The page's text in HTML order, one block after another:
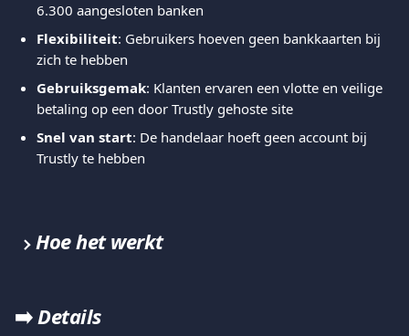
6.300 aangesloten banken
Flexibiliteit: Gebruikers hoeven geen bankkaarten bij
zich te hebben
Gebruiksgemak: Klanten ervaren een vlotte en veilige
betaling op een door Trustly gehoste site
Snel van start: De handelaar hoeft geen account bij
Trustly te hebben
Hoe het werkt
​➡️ Details